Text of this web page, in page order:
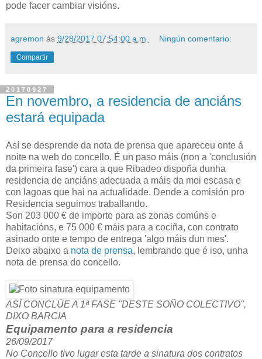
pode facer cambiar visións.
agremon ás 9/28/2017 07:54:00 a.m. Ningún comentario:
Compartir
20170927
En novembro, a residencia de anciáns
estará equipada
Así se desprende da nota de prensa que apareceu onte á
noite na web do concello. É un paso máis (non a 'conclusión
da primeira fase') cara a que Ribadeo dispoña dunha
residencia de anciáns adecuada a máis da moi escasa e
con lagoas que hai na actualidade. Dende a comisión pro
Residencia seguimos traballando.
Son 203 000 € de importe para as zonas comúns e
habitacións, e 75 000 € máis para a cociña, con contrato
asinado onte e tempo de entrega 'algo máis dun mes'.
Deixo abaixo a nota de prensa, lembrando que é iso, unha
nota de prensa do concello.
ASÍ CONCLÚE A 1ª FASE "DESTE SOÑO COLECTIVO",
DIXO BARCIA
Equipamento para a residencia
26/09/2017
No Concello tivo lugar esta tarde a sinatura dos contratos